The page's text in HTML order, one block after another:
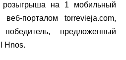
розыгрыша на 1 мобильный
порталом torrevieja.com,
предложенный
Hnos.